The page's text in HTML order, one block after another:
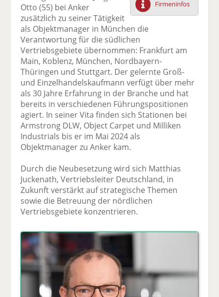
F
ac
o
o
k
te
il
e
n
tt
er
Li
n
di
te
il
e
n
E
m
v
se
n
d
e
n
ck
e
Firmeninfos
Otto (55) bei Anker
zusätzlich zu seiner Tätigkeit
als Objektmanager in München die
Verantwortung für die südlichen
Vertriebsgebiete übernommen: Frankfurt am
Main, Koblenz, München, Nordbayern-
Thüringen und Stuttgart. Der gelernte Groß-
und Einzelhandelskaufmann verfügt über mehr
als 30 Jahre Erfahrung in der Branche und hat
bereits in verschiedenen Führungspositionen
agiert. In seiner Vita finden sich Stationen bei
Armstrong DLW, Object Carpet und Milliken
Industrials bis er im Mai 2024 als
Objektmanager zu Anker kam.
Durch die Neubesetzung wird sich Matthias
Juckenath, Vertriebsleiter Deutschland, in
Zukunft verstärkt auf strategische Themen
sowie die Betreuung der nördlichen
Vertriebsgebiete konzentrieren.